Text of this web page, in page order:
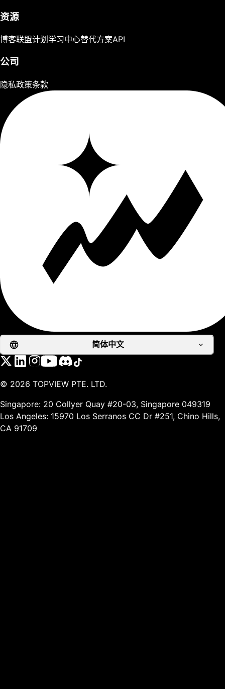
资源
博客联盟计划 学习中心替代方案API
公司
隐私政策条款
简体中文
© 2026 TOPVIEW PTE. LTD.
Singapore: 20 Collyer Quay #20-03, Singapore 049319
Los Angeles: 15970 Los Serranos CC Dr #251, Chino Hills,
CA 91709